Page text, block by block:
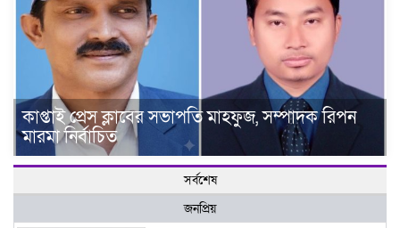
কাপ্তাই প্রেস ক্লাবের সভাপতি মাহফুজ, সম্পাদক রিপন
মারমা নির্বাচিত
সর্বশেষ
জনপ্রিয়